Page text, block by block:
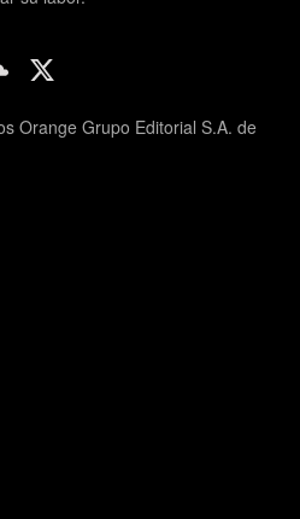
Orange Grupo Editorial S.A. de